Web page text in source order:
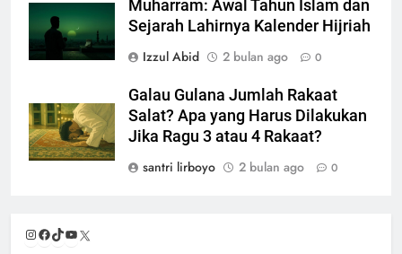
Muharram: Awal Tahun Islam dan
Sejarah Lahirnya Kalender Hijriah
Izzul Abid
2 bulan ago 0
Galau Gulana Jumlah Rakaat
Salat? Apa yang Harus Dilakukan
Jika Ragu 3 atau 4 Rakaat?
santri lirboyo
2 bulan ago 0
Instagram
Facebook
TikTok
YouTube